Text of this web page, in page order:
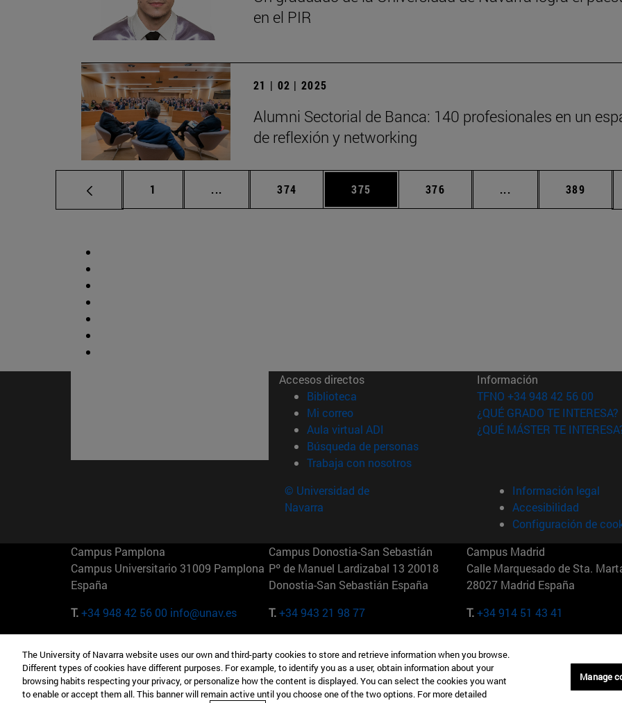
en el PIR
21 | 02 | 2025
Alumni Sectorial de Banca: 140 profesionales en un
de reflexión y networking
Página
1 ... Páginas intermedias Use TAB para desplazarse.
Página
374 Página
375 Página
376 ... Páginas intermedias
Página
389
Accesos directos
Biblioteca (abre en nueva ventana)
Mi correo(abre en nueva ventana)
Aula virtual ADI (abre en nueva ventana)
Búsqueda de personas(abre en nueva ventana)
Trabaja con nosotros(abre en nueva ventana)
Información
TFNO +34 948 42 56 00
¿QUÉ GRADO TE INTERESA?
¿QUÉ MÁSTER TE
© Universidad de
Navarra
Información legal
Accesibilidad
Configuración de
Campus Pamplona
Campus Universitario 31009 Pamplona
España
T.+34 948 42 56 00 info@unav.es
Campus Donostia-San Sebastián
Pº de Manuel Lardizabal 13 20018
Donostia-San Sebastián España
T.+34 943 21 98 77
Campus Madrid
Calle Marquesado de Sta.
28027 Madrid España
T.+34 914 51 43 41
Camino del Cerro Águila 3 28023
Madrid España
165 W 57th St 10019-2201 Nueva York
EE.UU
Maria-Theresia-Straße 15 81675
Múnich Alemania
The University of Navarra website uses our own and third-party cookies to store and retrieve information when you browse.
Different types of cookies have different purposes. For example, to identify you as a user, obtain information about your
browsing habits respecting your privacy, or personalize how the content is displayed. You can select the cookies you want
to enable or accept them all. This banner will remain active until you choose one of the two options. For more detailed
Manage